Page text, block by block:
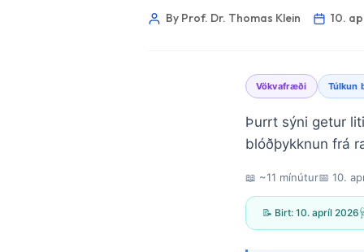
By Prof. Dr. Thomas Klein 10.
Vökvafræði Túlkun
Þurrt sýni getur
blóðþykknun frá
📖 ~11 mínútur📅 10.
📝 Birt: 10. apríl 2026